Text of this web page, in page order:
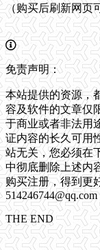
（购买后刷新网页
免责声明：
本站提供的资源，
容及软件的文章仅
于商业或者非法用
证内容的长久可用
站无关，您必须在
中彻底删除上述内
购买注册，得到更
514246744@qq.com
THE END